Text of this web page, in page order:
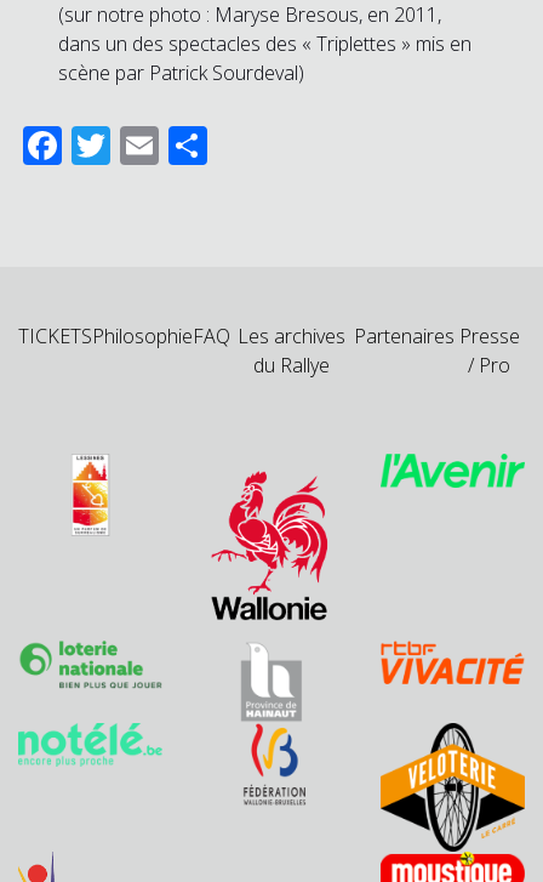
(sur notre photo : Maryse Bresous, en 2011,
dans un des spectacles des « Triplettes » mis en
scène par Patrick Sourdeval)
Facebook
Twitter
Email
TICKETSPhilosophieFAQ Les archives
du Rallye
Partenaires Presse
/ Pro